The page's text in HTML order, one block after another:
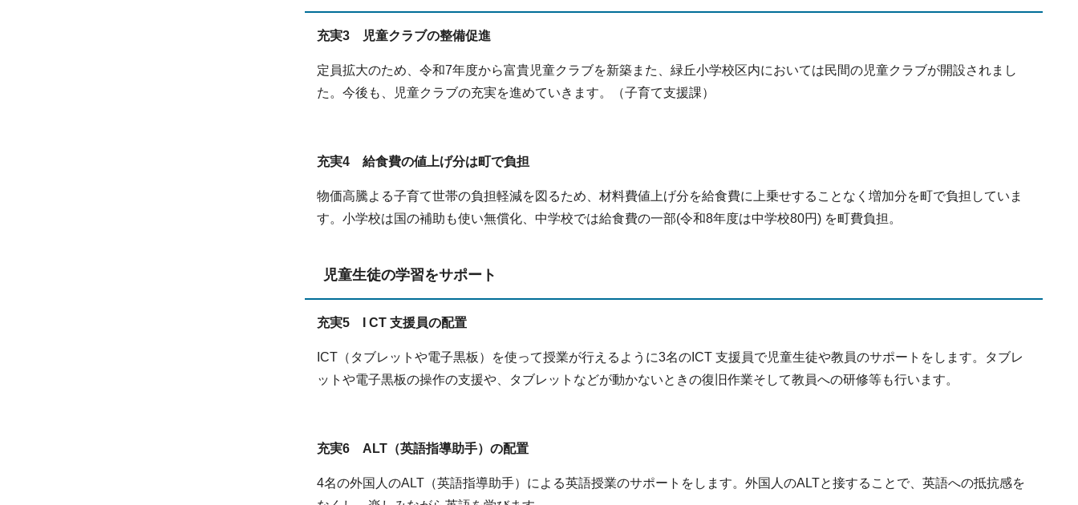
充実3 児童クラブの整備促進
定員拡大のため、令和7年度から富貴児童クラブを新築また、緑丘小学校区内においては民間の児童クラブが開設されまし
た。今後も、児童クラブの充実を進めていきます。（子育て支援課）
充実4 給食費の値上げ分は町で負担
物価高騰よる子育て世帯の負担軽減を図るため、材料費値上げ分を給食費に上乗せすることなく増加分を町で負担していま
す。小学校は国の補助も使い無償化、中学校では給食費の一部(令和8年度は中学校80円) を町費負担。
児童生徒の学習をサポート
充実5 I CT 支援員の配置
ICT（タブレットや電子黒板）を使って授業が行えるように3名のICT 支援員で児童生徒や教員のサポートをします。タブレ
ットや電子黒板の操作の支援や、タブレットなどが動かないときの復旧作業そして教員への研修等も行います。
充実6 ALT（英語指導助手）の配置
4名の外国人のALT（英語指導助手）による英語授業のサポートをします。外国人のALTと接することで、英語への抵抗感を